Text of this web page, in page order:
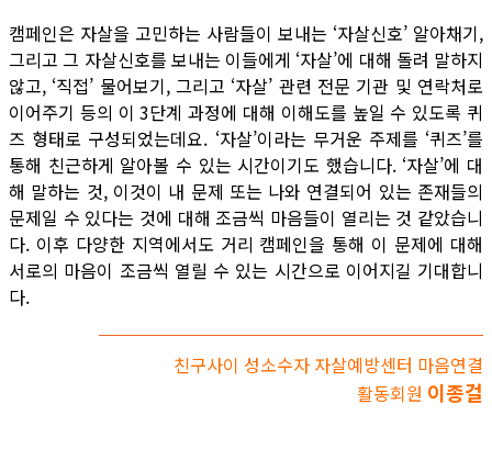
캠페인은 자살을 고민하는 사람들이 보내는 ‘자살신호’ 알아채기,
그리고 그 자살신호를 보내는 이들에게 ‘자살’에 대해 돌려 말하지
않고, ‘직접’ 물어보기, 그리고 ‘자살’ 관련 전문 기관 및 연락처로
이어주기 등의 이 3단계 과정에 대해 이해도를 높일 수 있도록 퀴
즈 형태로 구성되었는데요. ‘자살’이라는 무거운 주제를 ‘퀴즈’를
통해 친근하게 알아볼 수 있는 시간이기도 했습니다. ‘자살’에 대
해 말하는 것, 이것이 내 문제 또는 나와 연결되어 있는 존재들의
문제일 수 있다는 것에 대해 조금씩 마음들이 열리는 것 같았습니
다. 이후 다양한 지역에서도 거리 캠페인을 통해 이 문제에 대해
서로의 마음이 조금씩 열릴 수 있는 시간으로 이어지길 기대합니
다.
친구사이 성소수자 자살예방센터 마음연결
활동회원 이종걸